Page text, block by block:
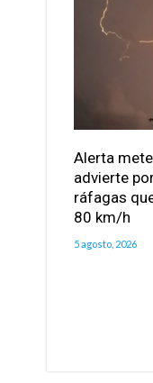
Alerta
advierte
ráfagas
80 km/h
5 agosto, 2026